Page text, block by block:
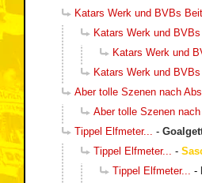
Katars Werk und BVBs
Katars Werk und BVBs
Katars Werk und
Katars Werk und BVBs
Aber tolle Szenen nach
Aber tolle Szenen
Tippel Elfmeter...
-
Tippel Elfmeter...
-
Tippel Elfmeter...
-